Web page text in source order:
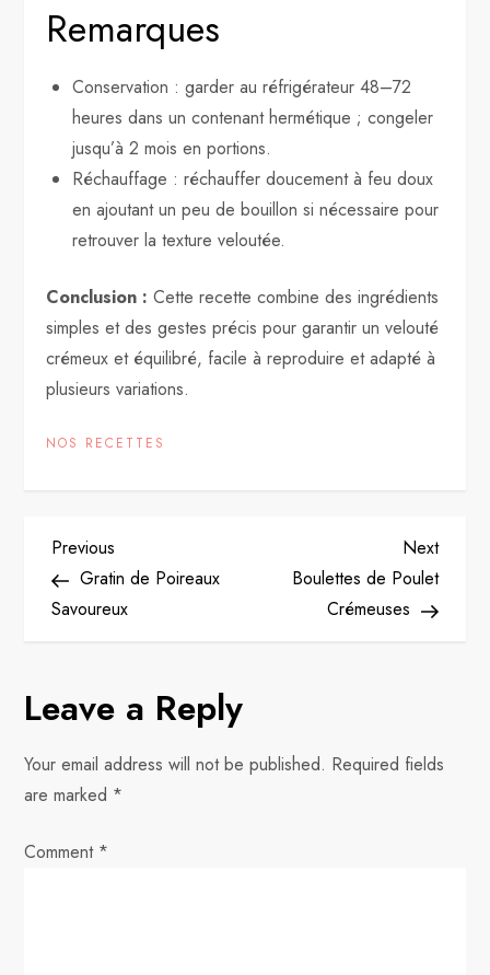
Remarques
Conservation : garder au réfrigérateur 48–72
heures dans un contenant hermétique ; congeler
jusqu’à 2 mois en portions.
Réchauffage : réchauffer doucement à feu doux
en ajoutant un peu de bouillon si nécessaire pour
retrouver la texture veloutée.
Conclusion : Cette recette combine des ingrédients
simples et des gestes précis pour garantir un velouté
crémeux et équilibré, facile à reproduire et adapté à
plusieurs variations.
NOS RECETTES
P
o
t
n
a
v
Previous
Post
Previous
Gratin de Poireaux
Savoureux
Next
Post
Next
Boulettes de Poulet
Crémeuses
Leave a Reply
Your email address will not be published. Required fields
are marked *
Comment *